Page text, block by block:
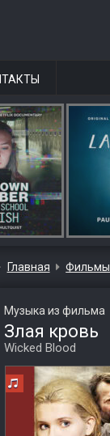
Главная Фильмы
Музыка из фильма
Злая кровь
Wicked Blood